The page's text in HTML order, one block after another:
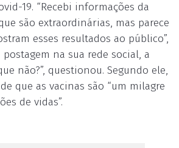
19. “Recebi informações da
são extraordinárias, mas parece
esses resultados ao público”,
na sua rede social, a
não?”, questionou. Segundo ele,
que as vacinas são “um milagre
de vidas”.